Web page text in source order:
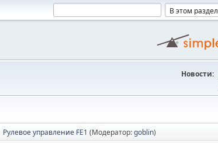
Новости:
Рулевое управление FE1 (Модератор:goblin)